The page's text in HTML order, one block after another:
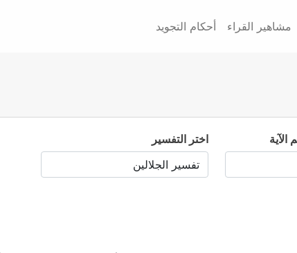
مشاهير القراء أحكام التجويد
الآية اختر التفسير